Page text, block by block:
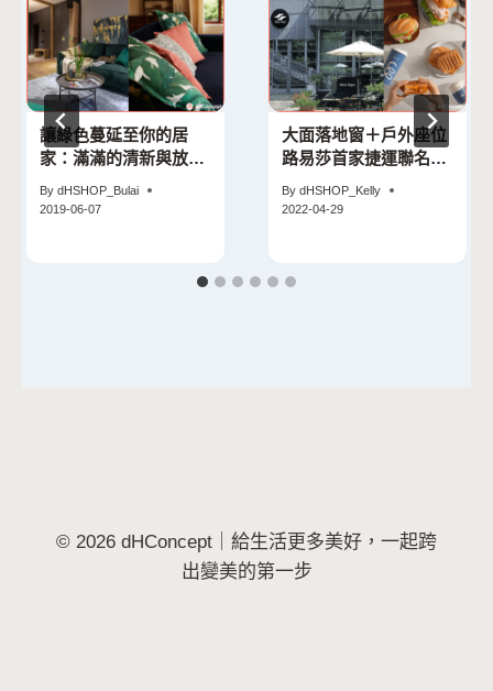
讓綠色蔓延至你的居
家：滿滿的清新與放鬆
By dHSHOP_Bulai
2019-06-07
大面落地窗＋戶外座位
路易莎首家捷運聯名門
食、杯身只在這裡有
By dHSHOP_Kelly
2022-04-29
© 2026 dHConcept｜給生活更多美好，一起跨
出變美的第一步